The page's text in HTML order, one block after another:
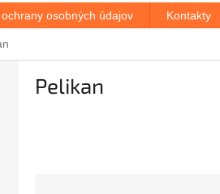
osobných údajov Kontakty
Pelikan